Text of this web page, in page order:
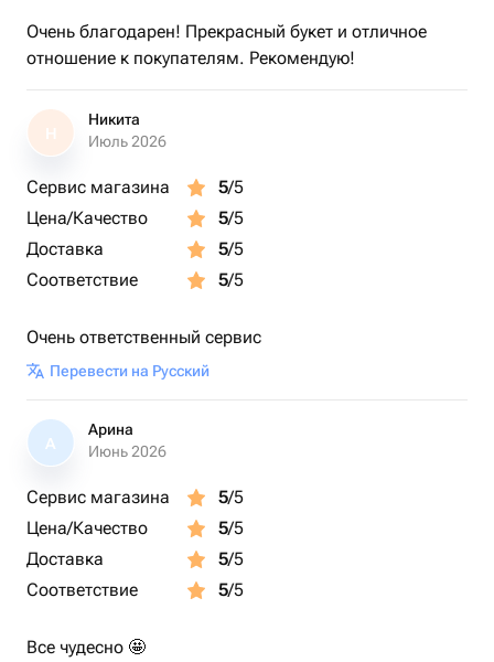
Очень благодарен! Прекрасный букет и отличное
отношение к покупателям. Рекомендую!
Н
Никита
Июль 2026
Сервис магазина 5/5
Цена/Качество
5/5
Доставка
5/5
Соответствие
5/5
Очень ответственный сервис
Перевести на Русский
А
Арина
Июнь 2026
Сервис магазина 5/5
Цена/Качество
5/5
Доставка
5/5
Соответствие
5/5
Все чудесно 🤩